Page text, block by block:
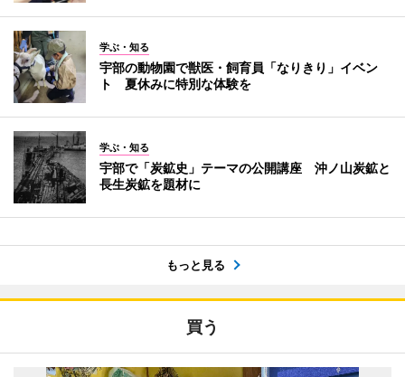
学ぶ・知る
宇部の動物園で獣医・飼育員「なりきり」イベン
ト 夏休みに特別な体験を
学ぶ・知る
宇部で「炭鉱史」テーマの公開講座 沖ノ山炭鉱と
長生炭鉱を題材に
もっと見る
買う